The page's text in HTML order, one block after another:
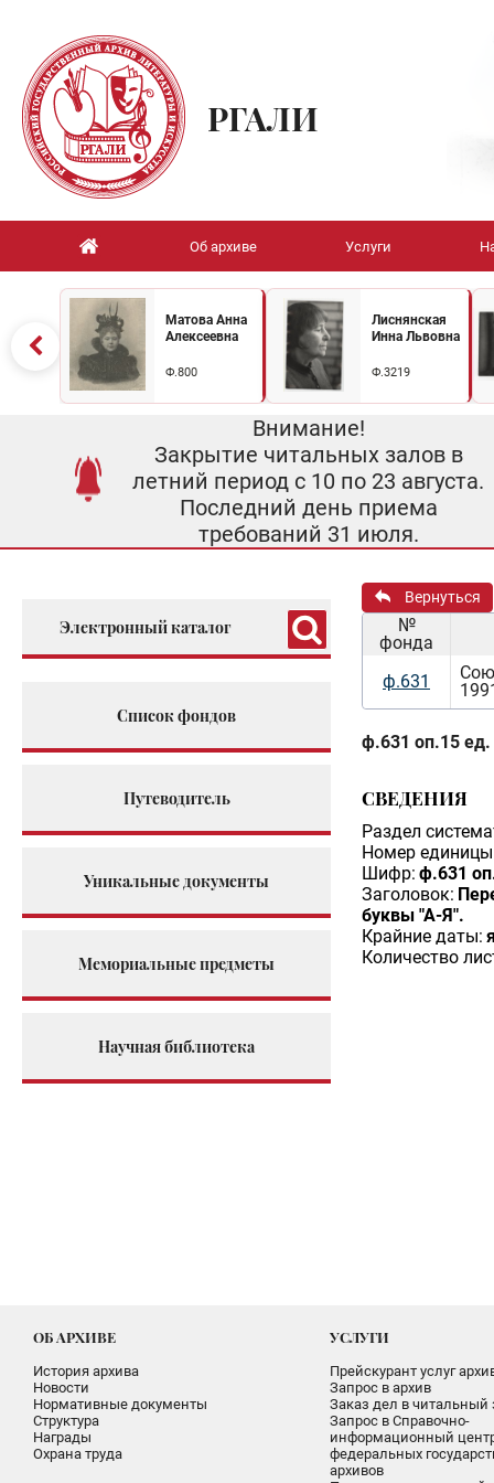
РГАЛИ
Об архиве Услуги
Матова Анна
Алексеевна
Ф.800
Лиснянская
Инна Львовна
Ф.3219
Внимание!
Закрытие читальных залов в
летний период с 10 по 23 августа.
Последний день приема
требований 31 июля.
Электронный каталог
Список фондов
Путеводитель
Уникальные документы
Мемориальные предметы
Научная библиотека
Вернуться
№
фонда
ф.631
ф.631 оп.15 ед.
СВЕДЕНИЯ
Раздел
Номер единицы
Шифр: ф.631
Заголовок:
буквы "А-Я".
Крайние даты:
Количество
ОБ АРХИВЕ
История архива
Новости
Нормативные документы
Структура
Награды
Охрана труда
УСЛУГИ
Прейскурант услуг
Запрос в архив
Заказ дел в читальный
Запрос в Справочно-
информационный
федеральных
архивов